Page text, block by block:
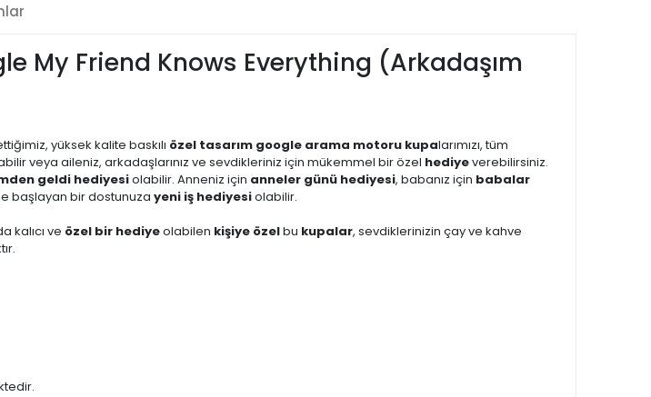
My Friend Knows Everything (Arkadaşım
yüksek kalite baskılı özel tasarım google arama motoru kupalarımızı, tüm
veya aileniz, arkadaşlarınız ve sevdikleriniz için mükemmel bir özel hediyeverebilirsiniz.
geldi hediyesiolabilir. Anneniz için anneler günü hediyesi, babanız için babalar
başlayan bir dostunuza yeni iş hediyesiolabilir.
kalıcı ve özel bir hediyeolabilen kişiye özelbu kupalar, sevdiklerinizin çay ve kahve